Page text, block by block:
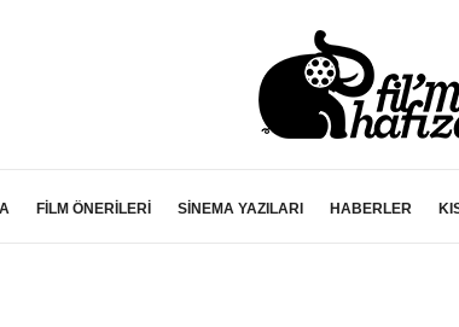
FİLM ÖNERİLERİ SİNEMA YAZILARI HABERLER